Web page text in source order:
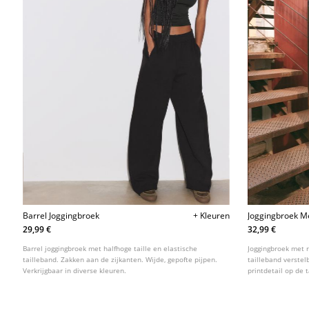
Barrel Joggingbroek
+ Kleuren
29,99 €
Barrel joggingbroek met halfhoge taille en elastische
tailleband. Zakken aan de zijkanten. Wijde, gepofte pijpen.
Verkrijgbaar in diverse kleuren.
Joggingbroek
32,99 €
Joggingbroek
tailleband
printdetail op de